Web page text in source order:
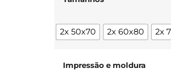
2x 50x70 2x 60x80 2x
Impressão e moldura